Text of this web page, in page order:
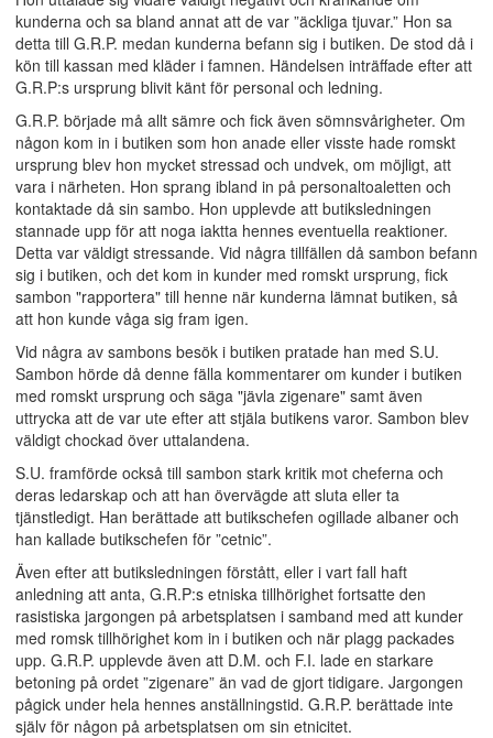
kunderna och sa bland annat att de var ”äckliga tjuvar.” Hon sa
detta till G.R.P. medan kunderna befann sig i butiken. De stod då i
kön till kassan med kläder i famnen. Händelsen inträffade efter att
G.R.P:s ursprung blivit känt för personal och ledning.
G.R.P. började må allt sämre och fick även sömnsvårigheter. Om
någon kom in i butiken som hon anade eller visste hade romskt
ursprung blev hon mycket stressad och undvek, om möjligt, att
vara i närheten. Hon sprang ibland in på personaltoaletten och
kontaktade då sin sambo. Hon upplevde att butiksledningen
stannade upp för att noga iaktta hennes eventuella reaktioner.
Detta var väldigt stressande. Vid några tillfällen då sambon befann
sig i butiken, och det kom in kunder med romskt ursprung, fick
sambon "rapportera" till henne när kunderna lämnat butiken, så
att hon kunde våga sig fram igen.
Vid några av sambons besök i butiken pratade han med S.U.
Sambon hörde då denne fälla kommentarer om kunder i butiken
med romskt ursprung och säga "jävla zigenare" samt även
uttrycka att de var ute efter att stjäla butikens varor. Sambon blev
väldigt chockad över uttalandena.
S.U. framförde också till sambon stark kritik mot cheferna och
deras ledarskap och att han övervägde att sluta eller ta
tjänstledigt. Han berättade att butikschefen ogillade albaner och
han kallade butikschefen för ”cetnic”.
Även efter att butiksledningen förstått, eller i vart fall haft
anledning att anta, G.R.P:s etniska tillhörighet fortsatte den
rasistiska jargongen på arbetsplatsen i samband med att kunder
med romsk tillhörighet kom in i butiken och när plagg packades
upp. G.R.P. upplevde även att D.M. och F.I. lade en starkare
betoning på ordet ”zigenare” än vad de gjort tidigare. Jargongen
pågick under hela hennes anställningstid. G.R.P. berättade inte
själv för någon på arbetsplatsen om sin etnicitet.